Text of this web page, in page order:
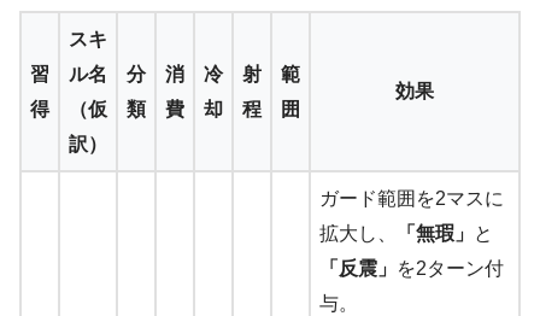
習
得
スキ
ル名
（仮
訳）
分
類
消
費
冷
却
射
程
範
囲
効果
ガード範囲を2マスに
拡大し、
「無瑕」 と
「反震」 を2ターン付
与。